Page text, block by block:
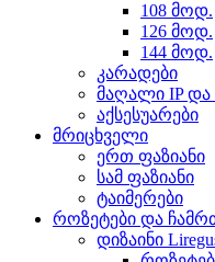
108 მოდ.
126 მოდ.
144 მოდ.
კარადები
მაღალი IP და
აქსესუარები
მრიცხველი
ერთ ფაზიანი
სამ ფაზიანი
ტაიმერები
როზეტები და
დიზაინი